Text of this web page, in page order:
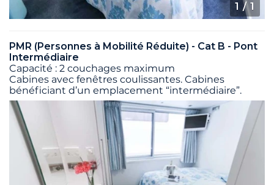
1 / 1
PMR (Personnes à Mobilité Réduite) - Cat B - Pont
Intermédiaire
Capacité : 2 couchages maximum
Cabines avec fenêtres coulissantes. Cabines
bénéficiant d’un emplacement “intermédiaire”.